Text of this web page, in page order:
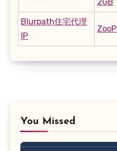
Blurpath住宅代理
IP
You Missed